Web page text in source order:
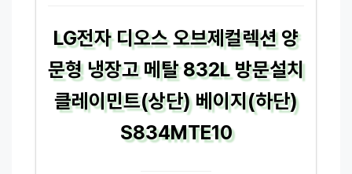
LG전자 디오스 오브제컬렉션 양
문형 냉장고 메탈 832L 방문설치
클레이민트(상단) 베이지(하단)
S834MTE10